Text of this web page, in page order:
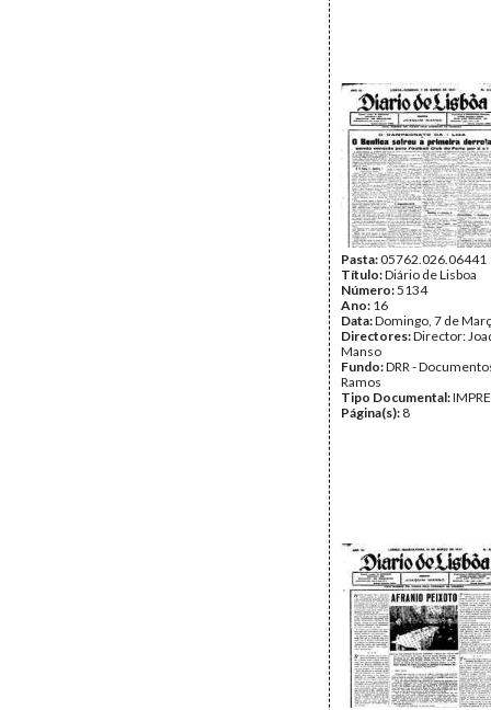
Pasta:05762.026.06441
Título:Diário de Lisboa
Número:5134
Ano: 16
Data:Domingo, 7 de
Directores:Director:
Manso
Fundo:DRR -
Ramos
Tipo Documental:
Página(s): 8